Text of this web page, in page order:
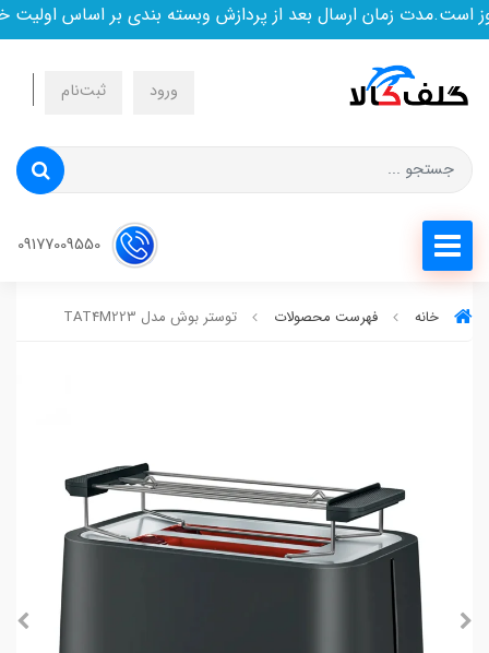
زمان ارسال بعد از پردازش وبسته بندی بر اساس اولیت
ورود ثبت‌نام
خانه فهرست محصولات توستر بوش مدل TAT4M223